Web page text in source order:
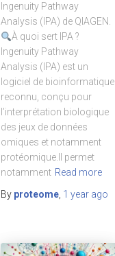
Ingenuity Pathway
Analysis (IPA) de QIAGEN.
À quoi sert IPA ?
Ingenuity Pathway
Analysis (IPA) est un
logiciel de bioinformatique
reconnu, conçu pour
l’interprétation biologique
des jeux de données
omiques et notamment
protéomique.Il permet
notamment Read more
By proteome, 1 year ago